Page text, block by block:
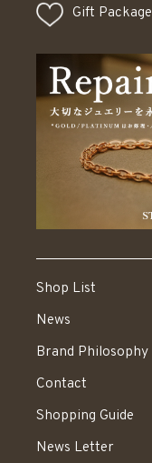
Gift Package
Shop List
News
Brand Philosophy
Contact
Shopping Guide
News Letter